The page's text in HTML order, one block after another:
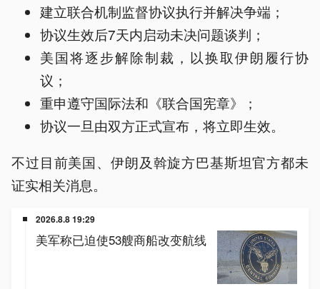
建立联合机制监督协议执行并解决争端；
协议生效后7天内启动未决问题谈判；
美国将逐步解除制裁，以换取伊朗履行协
议；
重申遵守国际法和《联合国宪章》；
协议一旦由双方正式宣布，将立即生效。
不过目前美国、伊朗及斡旋方巴基斯坦官方都未
证实相关消息。